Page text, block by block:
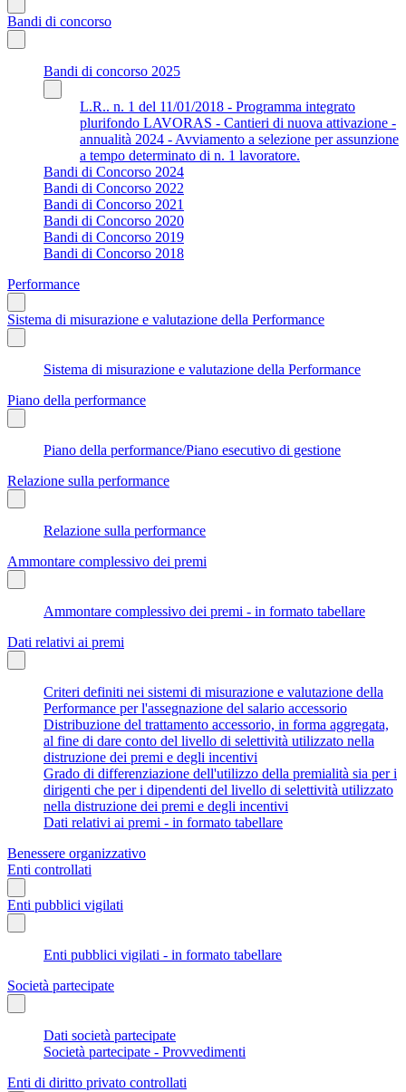
Bandi di concorso
Bandi di concorso 2025
L.R.. n. 1 del 11/01/2018 - Programma integrato
plurifondo LAVORAS - Cantieri di nuova attivazione -
annualità 2024 - Avviamento a selezione per assunzione
a tempo determinato di n. 1 lavoratore.
Bandi di Concorso 2024
Bandi di Concorso 2022
Bandi di Concorso 2021
Bandi di Concorso 2020
Bandi di Concorso 2019
Bandi di Concorso 2018
Performance
Sistema di misurazione e valutazione della Performance
Sistema di misurazione e valutazione della Performance
Piano della performance
Piano della performance/Piano esecutivo di gestione
Relazione sulla performance
Relazione sulla performance
Ammontare complessivo dei premi
Ammontare complessivo dei premi - in formato tabellare
Dati relativi ai premi
Criteri definiti nei sistemi di misurazione e valutazione della
Performance per l'assegnazione del salario accessorio
Distribuzione del trattamento accessorio, in forma aggregata,
al fine di dare conto del livello di selettività utilizzato nella
distruzione dei premi e degli incentivi
Grado di differenziazione dell'utilizzo della premialità sia per i
dirigenti che per i dipendenti del livello di selettività utilizzato
nella distruzione dei premi e degli incentivi
Dati relativi ai premi - in formato tabellare
Benessere organizzativo
Enti controllati
Enti pubblici vigilati
Enti pubblici vigilati - in formato tabellare
Società partecipate
Dati società partecipate
Società partecipate - Provvedimenti
Enti di diritto privato controllati